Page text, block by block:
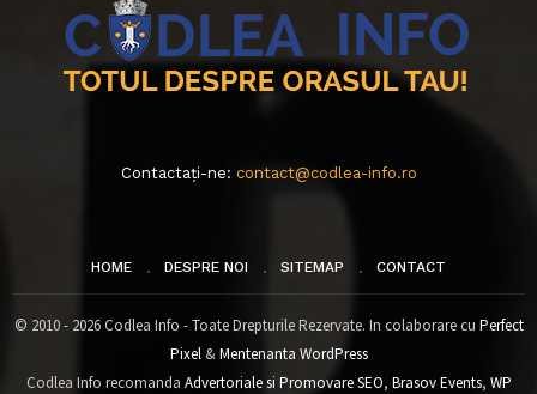
Contactați-ne: contact@codlea-info.ro
HOME DESPRE NOI SITEMAP CONTACT
© 2010 - 2026 Codlea Info - Toate Drepturile Rezervate. In colaborare cu Perfect
Pixel&Mentenanta WordPress
Codlea Info recomanda Advertoriale si Promovare SEO, Brasov Events, WP